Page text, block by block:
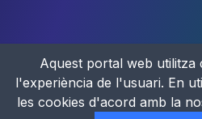
Aquest portal web
l'experiència de l'usuari. En
les cookies d'acord amb la